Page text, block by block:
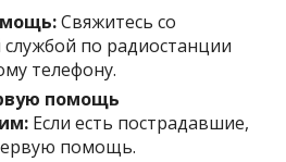
Свяжитесь со
службой по радиостанции
телефону.
помощь
Если есть пострадавшие,
помощь.